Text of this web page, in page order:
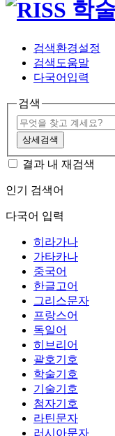
검색환경설정
검색도움말
다국어입력
검색
상세검색
결과 내 재검색
인기 검색어
다국어 입력
히라가나
가타카나
중국어
한글고어
그리스문자
프랑스어
독일어
히브리어
괄호기호
학술기호
기술기호
첨자기호
라틴문자
러시아문자